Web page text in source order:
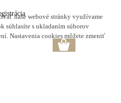
naše webové stránky využívame
súhlasíte s ukladaním súborov
Nastavenia cookies môžete zmeniť